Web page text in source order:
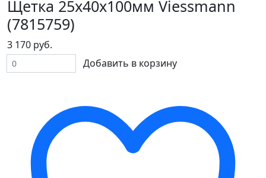
Щетка 25х40х100мм Viessmann
(7815759)
3 170 руб.
Добавить в корзину